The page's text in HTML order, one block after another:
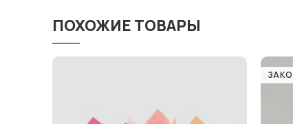
ПОХОЖИЕ ТОВАРЫ